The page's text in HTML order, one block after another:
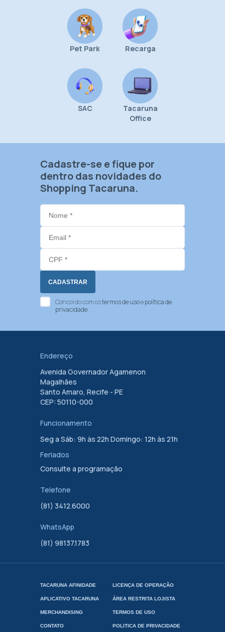
Pet Park Recarga
SAC
Tacaruna
Office
Cadastre-se e fique por
dentro das novidades do
Shopping Tacaruna.
Concordo com ostermos de usoepolítica de
privacidade.
Endereço
Avenida Governador Agamenon
Magalhães
Santo Amaro, Recife - PE
CEP: 50110-000
Funcionamento
Seg a Sáb: 9h às 22h Domingo: 12h às 21h
Feriados
Consulte a programação
Telefone
(81) 3412.6000
WhatsApp
(81) 98137.1783
TACARUNA AFINIDADE
APLICATIVO TACARUNA
MERCHANDISING
CONTATO
LICENÇA DE OPERAÇÃO
ÁREA RESTRITA LOJISTA
TERMOS DE USO
POLITICA DE PRIVACIDADE